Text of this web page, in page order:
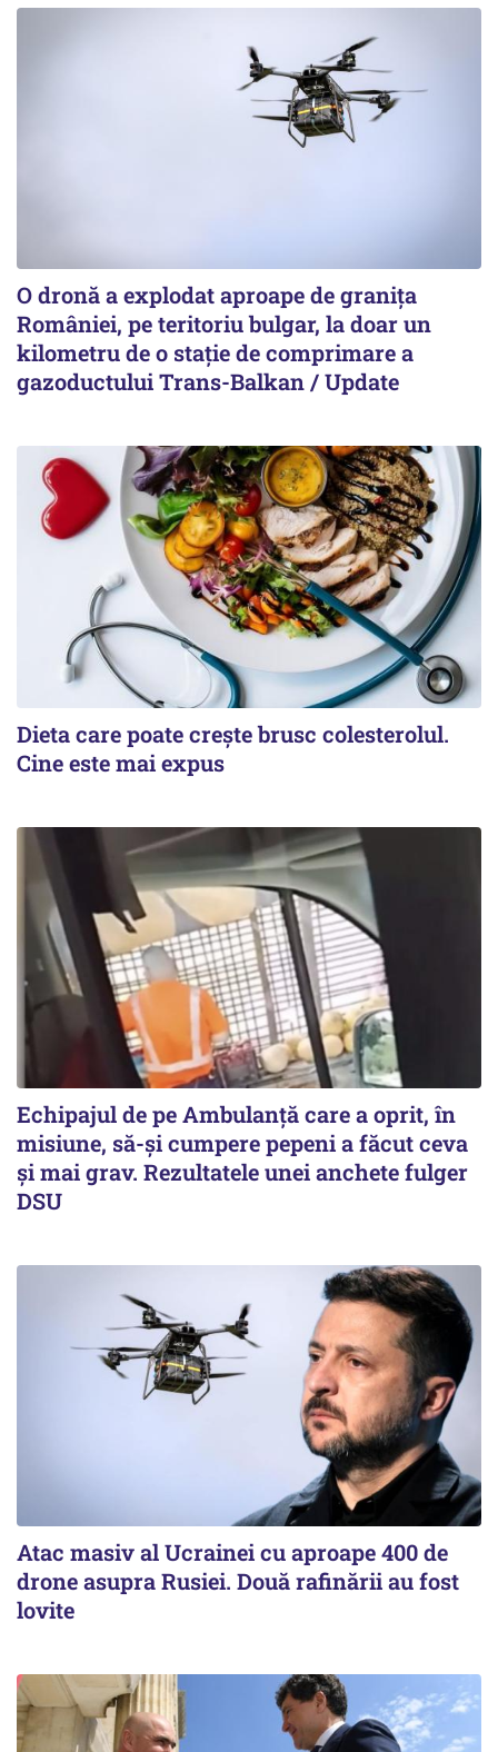
O dronă a explodat aproape de granița
României, pe teritoriu bulgar, la doar un
kilometru de o stație de comprimare a
gazoductului Trans-Balkan / Update
Dieta care poate crește brusc colesterolul.
Cine este mai expus
Echipajul de pe Ambulanță care a oprit, în
misiune, să-și cumpere pepeni a făcut ceva
și mai grav. Rezultatele unei anchete fulger
DSU
Atac masiv al Ucrainei cu aproape 400 de
drone asupra Rusiei. Două rafinării au fost
lovite